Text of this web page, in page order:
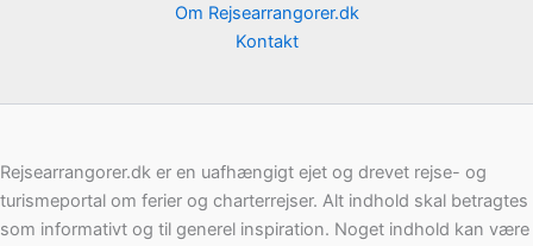
Om Rejsearrangorer.dk
Kontakt
Rejsearrangorer.dk er en uafhængigt ejet og drevet rejse- og
turismeportal om ferier og charterrejser. Alt indhold skal betragtes
som informativt og til generel inspiration. Noget indhold kan være